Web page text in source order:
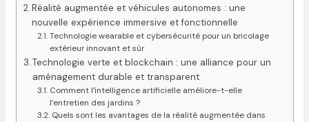
Réalité augmentée et véhicules autonomes : une
nouvelle expérience immersive et fonctionnelle
Technologie wearable et cybersécurité pour un bricolage
extérieur innovant et sûr
Technologie verte et blockchain : une alliance pour un
aménagement durable et transparent
Comment l’intelligence artificielle améliore-t-elle
l’entretien des jardins ?
Quels sont les avantages de la réalité augmentée dans